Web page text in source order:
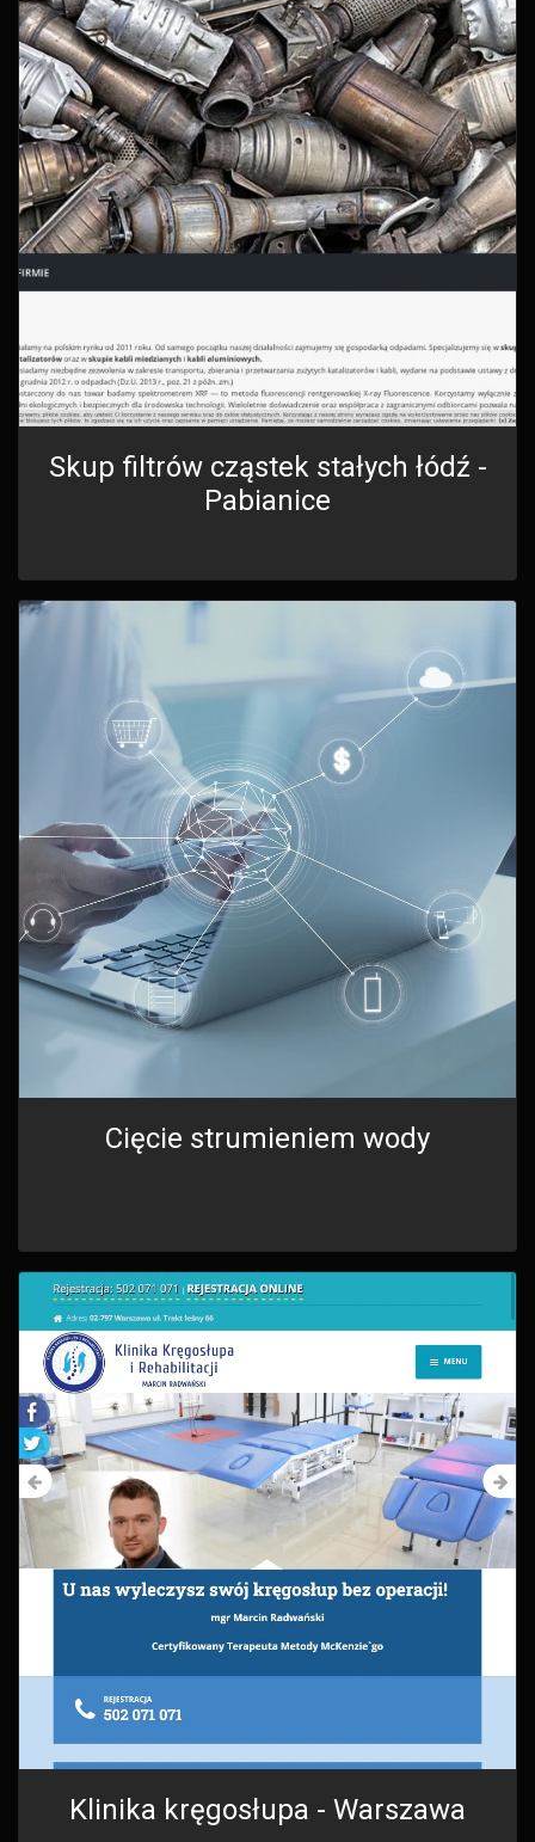
Skup filtrów cząstek stałych łódź -
Pabianice
Cięcie strumieniem wody
Klinika kręgosłupa - Warszawa